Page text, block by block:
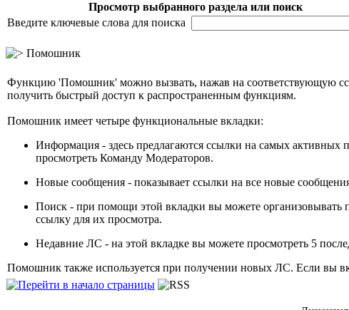
Просмотр выбранного раздела или поиск
Введите ключевые слова для поиска
Помошник
Функцию 'Помошник' можно вызвать, нажав на соответствующую
получить быстрый доступ к распространенным функциям.
Помошник имеет четыре функциональные вкладки:
Информация - здесь предлагаются ссылки на самых активных
просмотреть Команду Модераторов.
Новые сообщения - показывает ссылки на все новые
Поиск - при помощи этой вкладки вы можете организовывать
ссылку для их просмотра.
Недавние ЛС - на этой вкладке вы можете просмотреть 5
Помошник также используется при получении новых ЛС. Если вы